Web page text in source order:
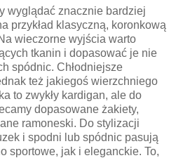
wyglądać znacznie bardziej
przykład klasyczną, koronkową
wieczorne wyjścia warto
tkanin i dopasować je nie
spódnic. Chłodniejsze
też jakiegoś wierzchniego
to zwykły kardigan, ale do
dopasowane żakiety,
ramoneski. Do stylizacji
i spodni lub spódnic pasują
sportowe, jak i eleganckie. To,